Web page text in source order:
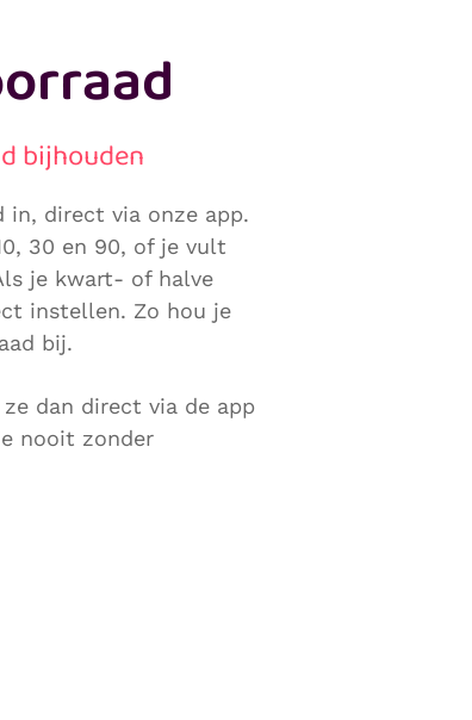
bijhouden
in, direct via onze app.
30 en 90, of je vult
je kwart- of halve
instellen. Zo hou je
bij.
dan direct via de app
nooit zonder